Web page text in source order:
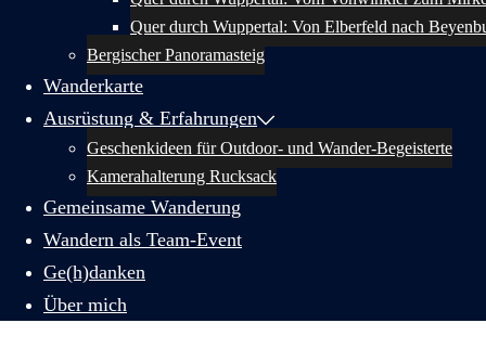
Quer durch Wuppertal: Von Elberfeld nach
Bergischer Panoramasteig
Wanderkarte
Ausrüstung & Erfahrungen
Geschenkideen für Outdoor- und Wander-Begeisterte
Kamerahalterung Rucksack
Gemeinsame Wanderung
Wandern als Team-Event
Ge(h)danken
Über mich